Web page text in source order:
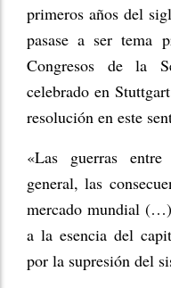
primeros años del
pasase a ser tema
Congresos de la
celebrado en
resolución en este
«Las guerras
general, las
mercado mundial
a la esencia del
por la supresión del